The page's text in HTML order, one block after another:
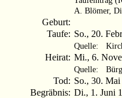
A. Blömer,
Geburt:
Taufe: So., 20.
Quelle:
Heirat: Mi., 6.
Quelle:
Tod: So., 30. Mai
Begräbnis: Di., 1. Juni